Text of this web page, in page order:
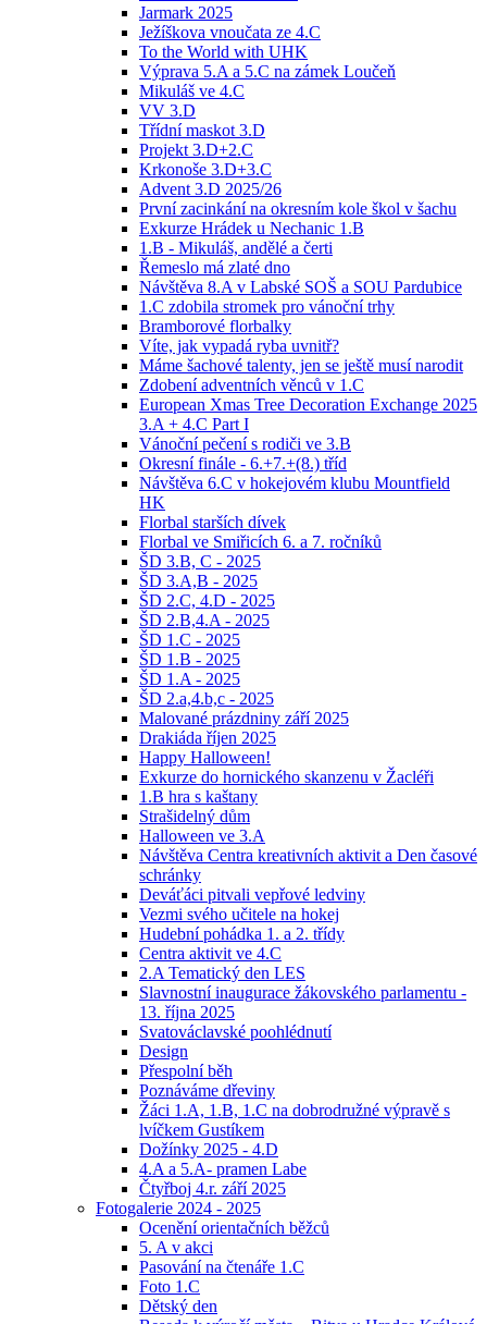
Jarmark 2025
Ježíškova vnoučata ze 4.C
To the World with UHK
Výprava 5.A a 5.C na zámek Loučeň
Mikuláš ve 4.C
VV 3.D
Třídní maskot 3.D
Projekt 3.D+2.C
Krkonoše 3.D+3.C
Advent 3.D 2025/26
První zacinkání na okresním kole škol v šachu
Exkurze Hrádek u Nechanic 1.B
1.B - Mikuláš, andělé a čerti
Řemeslo má zlaté dno
Návštěva 8.A v Labské SOŠ a SOU Pardubice
1.C zdobila stromek pro vánoční trhy
Bramborové florbalky
Víte, jak vypadá ryba uvnitř?
Máme šachové talenty, jen se ještě musí narodit
Zdobení adventních věnců v 1.C
European Xmas Tree Decoration Exchange 2025
3.A + 4.C Part I
Vánoční pečení s rodiči ve 3.B
Okresní finále - 6.+7.+(8.) tříd
Návštěva 6.C v hokejovém klubu Mountfield
HK
Florbal starších dívek
Florbal ve Smiřicích 6. a 7. ročníků
ŠD 3.B, C - 2025
ŠD 3.A,B - 2025
ŠD 2.C, 4.D - 2025
ŠD 2.B,4.A - 2025
ŠD 1.C - 2025
ŠD 1.B - 2025
ŠD 1.A - 2025
ŠD 2.a,4.b,c - 2025
Malované prázdniny září 2025
Drakiáda říjen 2025
Happy Halloween!
Exkurze do hornického skanzenu v Žacléři
1.B hra s kaštany
Strašidelný dům
Halloween ve 3.A
Návštěva Centra kreativních aktivit a Den časové
schránky
Deváťáci pitvali vepřové ledviny
Vezmi svého učitele na hokej
Hudební pohádka 1. a 2. třídy
Centra aktivit ve 4.C
2.A Tematický den LES
Slavnostní inaugurace žákovského parlamentu -
13. října 2025
Svatováclavské poohlédnutí
Design
Přespolní běh
Poznáváme dřeviny
Žáci 1.A, 1.B, 1.C na dobrodružné výpravě s
lvíčkem Gustíkem
Dožínky 2025 - 4.D
4.A a 5.A- pramen Labe
Čtyřboj 4.r. září 2025
Fotogalerie 2024 - 2025
Ocenění orientačních běžců
5. A v akci
Pasování na čtenáře 1.C
Foto 1.C
Dětský den